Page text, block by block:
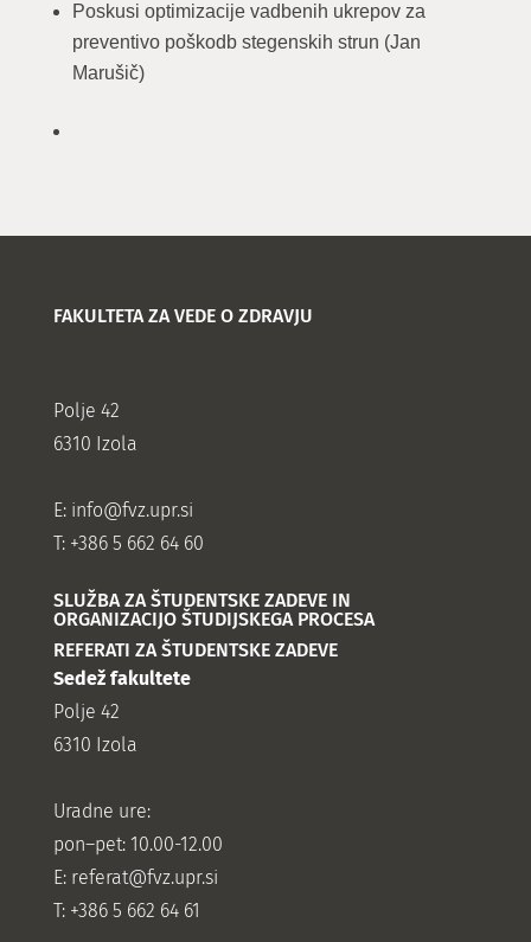
Poskusi optimizacije vadbenih ukrepov za
preventivo poškodb stegenskih strun (Jan
Marušič)
FAKULTETA ZA VEDE O ZDRAVJU
Polje 42
6310 Izola
E: info@fvz.upr.si
T: +386 5 662 64 60
SLUŽBA ZA ŠTUDENTSKE ZADEVE IN
ORGANIZACIJO ŠTUDIJSKEGA PROCESA
REFERATI ZA ŠTUDENTSKE ZADEVE
Sedež fakultete
Polje 42
6310 Izola
Uradne ure:
pon–pet: 10.00-12.00
E: referat@fvz.upr.si
T: +386 5 662 64 61